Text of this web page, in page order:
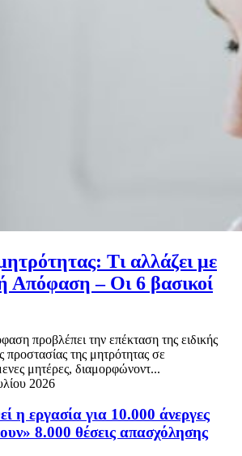
Τι αλλάζει με
Απόφαση – Οι 6 βασικοί
προβλέπει την επέκταση της ειδικής
προστασίας της μητρότητας σε
μητέρες, διαμορφώνοντ...
2026
η εργασία για 10.000 άνεργες
8.000 θέσεις απασχόλησης